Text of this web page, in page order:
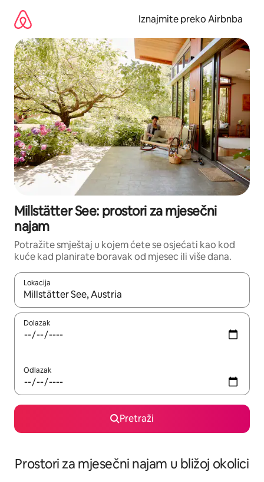
sadržaj
Iznajmite preko Airbnba
Millstätter See: prostori za mjesečni
najam
Potražite smještaj u kojem ćete se osjećati kao kod
kuće kad planirate boravak od mjesec ili više dana.
Lokacija
Kada budu dostupni rezultati, moći ćete ih pregledati
Dolazak
Odlazak
Pretraži
Prostori za mjesečni najam u bližoj okolici